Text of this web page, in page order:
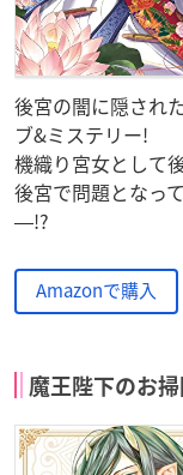
後宮の闇に隠され
ブ&ミステリー!
機織り宮女として
後宮で問題となっ
―!?
Amazonで購入
魔王陛下のお